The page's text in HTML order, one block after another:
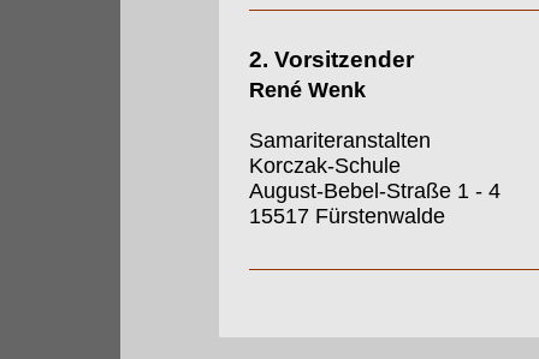
2. Vorsitzender
René Wenk
Samariteranstalten
Korczak-Schule
August-Bebel-Straße 1 - 4
15517 Fürstenwalde